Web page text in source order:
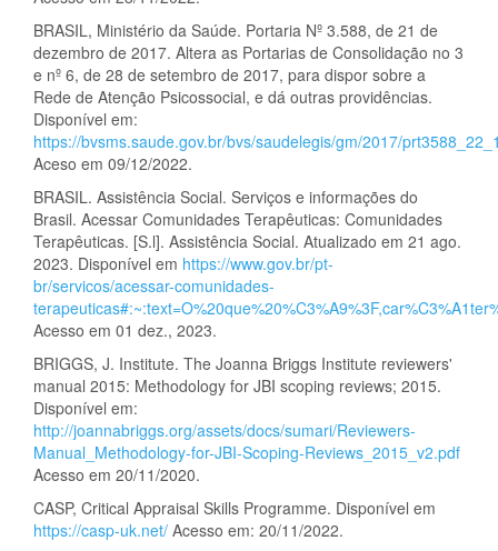
BRASIL, Ministério da Saúde. Portaria Nº 3.588, de 21 de
dezembro de 2017. Altera as Portarias de Consolidação no 3
e nº 6, de 28 de setembro de 2017, para dispor sobre a
Rede de Atenção Psicossocial, e dá outras providências.
Disponível em:
https://bvsms.saude.gov.br/bvs/saudelegis/gm/2017/
Aceso em 09/12/2022.
BRASIL. Assistência Social. Serviços e informações do
Brasil. Acessar Comunidades Terapêuticas: Comunidades
Terapêuticas. [S.l]. Assistência Social. Atualizado em 21 ago.
2023. Disponível em https://www.gov.br/pt-
br/servicos/acessar-comunidades-
Acesso em 01 dez., 2023.
BRIGGS, J. Institute. The Joanna Briggs Institute reviewers'
manual 2015: Methodology for JBI scoping reviews; 2015.
Disponível em:
http://joannabriggs.org/assets/docs/sumari/Reviewers-
Manual_Methodology-for-JBI-Scoping-Reviews_2015_v2.pdf
Acesso em 20/11/2020.
CASP, Critical Appraisal Skills Programme. Disponível em
https://casp-uk.net/ Acesso em: 20/11/2022.